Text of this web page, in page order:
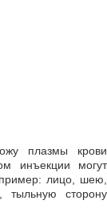
плазмы крови
инъекции могут
лицо, шею,
тыльную сторону